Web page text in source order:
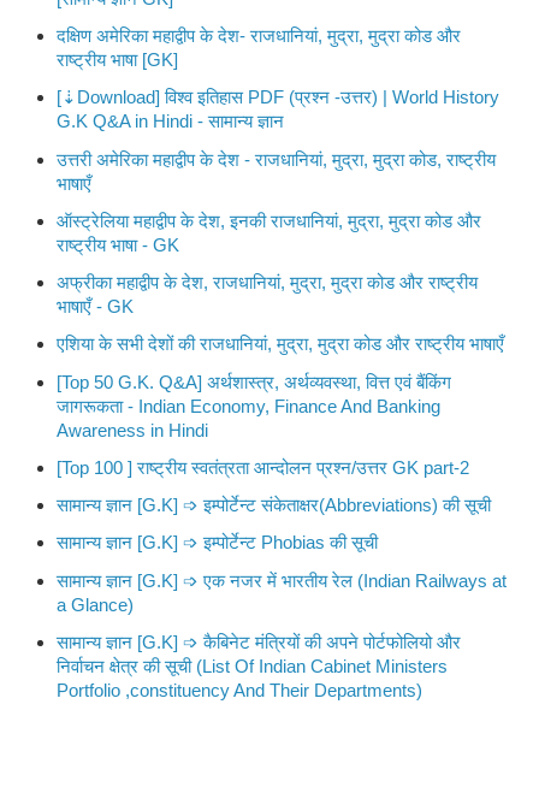
दक्षिण अमेरिका महाद्वीप के देश- राजधानियां, मुद्रा, मुद्रा कोड और
राष्ट्रीय भाषा [GK]
[⇣Download] विश्व इतिहास PDF (प्रश्न -उत्तर) | World History
G.K Q&A in Hindi - सामान्य ज्ञान
उत्तरी अमेरिका महाद्वीप के देश - राजधानियां, मुद्रा, मुद्रा कोड, राष्ट्रीय
भाषाएँ
ऑस्ट्रेलिया महाद्वीप के देश, इनकी राजधानियां, मुद्रा, मुद्रा कोड और
राष्ट्रीय भाषा - GK
अफ्रीका महाद्वीप के देश, राजधानियां, मुद्रा, मुद्रा कोड और राष्ट्रीय
भाषाएँ - GK
एशिया के सभी देशों की राजधानियां, मुद्रा, मुद्रा कोड और राष्ट्रीय भाषाएँ
[Top 50 G.K. Q&A] अर्थशास्त्र, अर्थव्यवस्था, वित्त एवं बैंकिंग
जागरूकता - Indian Economy, Finance And Banking
Awareness in Hindi
[Top 100 ] राष्ट्रीय स्वतंत्रता आन्दोलन प्रश्न/उत्तर GK part-2
सामान्य ज्ञान [G.K] ➩ इम्पोर्टेन्ट संकेताक्षर(Abbreviations) की सूची
सामान्य ज्ञान [G.K] ➩ इम्पोर्टेन्ट Phobias की सूची
सामान्य ज्ञान [G.K] ➩ एक नजर में भारतीय रेल (Indian Railways at
a Glance)
सामान्य ज्ञान [G.K] ➩ कैबिनेट मंत्रियों की अपने पोर्टफोलियो और
निर्वाचन क्षेत्र की सूची (List Of Indian Cabinet Ministers
Portfolio ,constituency And Their Departments)